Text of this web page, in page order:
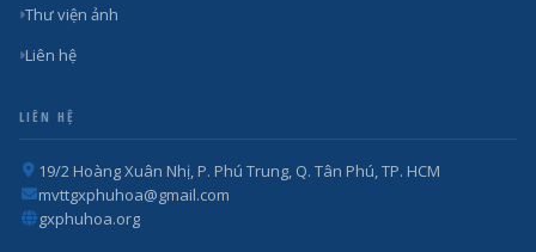
Thư viện ảnh
Liên hệ
LIÊN HỆ
19/2 Hoàng Xuân Nhị, P. Phú Trung, Q. Tân Phú, TP. HCM
mvttgxphuhoa@gmail.com
gxphuhoa.org